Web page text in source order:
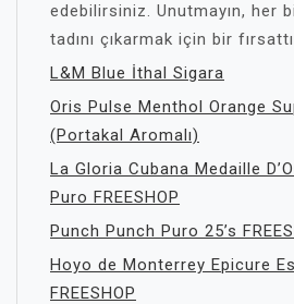
edebilirsiniz. Unutmayın, her
tadını çıkarmak için bir
L&M Blue İthal Sigara
Oris Pulse Menthol Orange
(Portakal Aromalı)
La Gloria Cubana Medaille
Puro FREESHOP
Punch Punch Puro 25’s
Hoyo de Monterrey Epicure
FREESHOP